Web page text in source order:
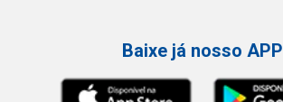
Baixe já nosso APP